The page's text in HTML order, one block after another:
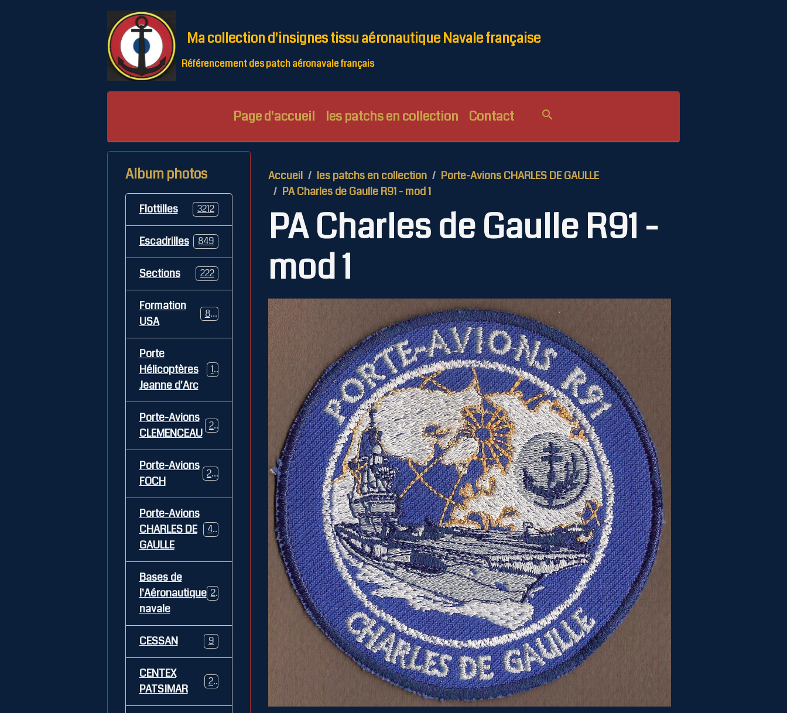
Ma collection d'insignes tissu aéronautique Navale française
Référencement des patch aéronavale français
Page d'accueil les patchs en collection Contact
Accueil les patchs en collection
Porte-Avions CHARLES DE GAULLE
PA Charles de Gaulle R91 - mod 1
PA Charles de Gaulle R91 -
mod 1
Album photos
Flottilles 3212
Escadrilles 849
Sections 222
Formation
USA
84
Porte
Hélicoptères
Jeanne d'Arc
12
Porte-Avions
CLEMENCEAU
26
Porte-Avions
FOCH
29
Porte-Avions
CHARLES DE
GAULLE
469
Bases de
l'Aéronautique
navale
269
CESSAN 9
CENTEX
PATSIMAR
21